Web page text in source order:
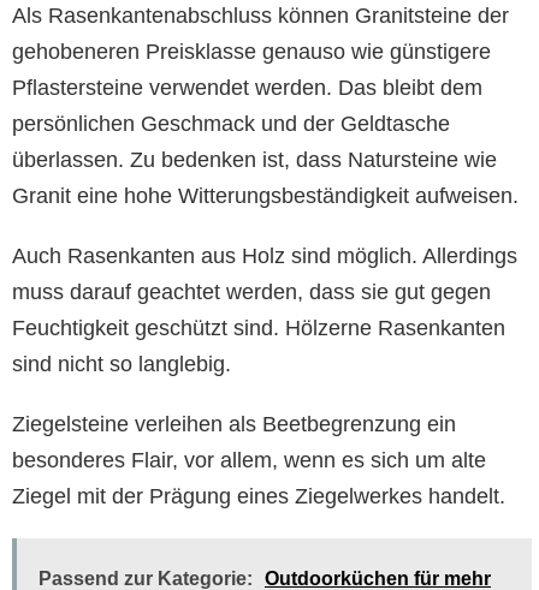
Als Rasenkantenabschluss können Granitsteine der
gehobeneren Preisklasse genauso wie günstigere
Pflastersteine verwendet werden. Das bleibt dem
persönlichen Geschmack und der Geldtasche
überlassen. Zu bedenken ist, dass Natursteine wie
Granit eine hohe Witterungsbeständigkeit aufweisen.
Auch Rasenkanten aus Holz sind möglich. Allerdings
muss darauf geachtet werden, dass sie gut gegen
Feuchtigkeit geschützt sind. Hölzerne Rasenkanten
sind nicht so langlebig.
Ziegelsteine verleihen als Beetbegrenzung ein
besonderes Flair, vor allem, wenn es sich um alte
Ziegel mit der Prägung eines Ziegelwerkes handelt.
Passend zur Kategorie:
Outdoorküchen für mehr